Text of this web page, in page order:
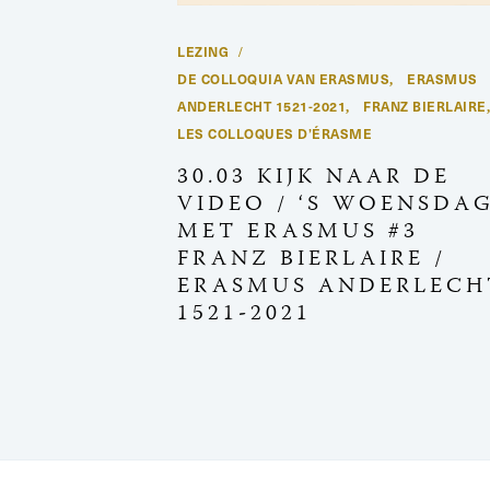
LEZING
DE COLLOQUIA VAN ERASMUS, ERASMUS
ANDERLECHT 1521-2021, FRANZ BIERLAIRE,
LES COLLOQUES D’ÉRASME
30.03 KIJK NAAR DE
VIDEO / ‘S
MET ERASMUS #3
FRANZ BIERLAIRE /
ERASMUS
1521-2021